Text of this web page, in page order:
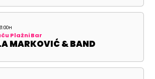
Plažni Bar
MARKOVIĆ & BAND